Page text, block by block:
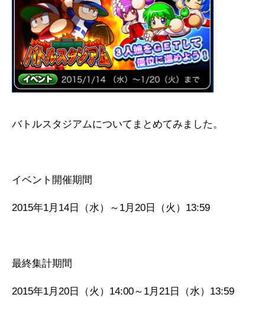
バトルスタジアムについてまとめてみました。
イベント開催期間
2015年1月14日（水）～1月20日（火）13:59
最終集計期間
2015年1月20日（火）14:00～1月21日（水）13:59